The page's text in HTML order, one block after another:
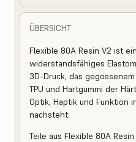
ÜBERSICHT
Flexible 80A Resin V2 ist ein
widerstandsfähiges
3D-Druck, das gegossenem
TPU und Hartgummi der
Optik, Haptik und Funktion
nachsteht.
Teile aus Flexible 80A Resin